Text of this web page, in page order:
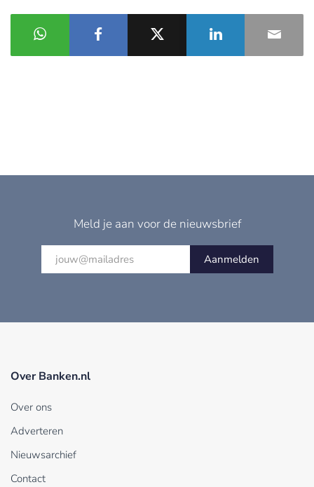
Meld je aan voor de nieuwsbrief
Aanmelden
Over Banken.nl
Over ons
Adverteren
Nieuwsarchief
Contact